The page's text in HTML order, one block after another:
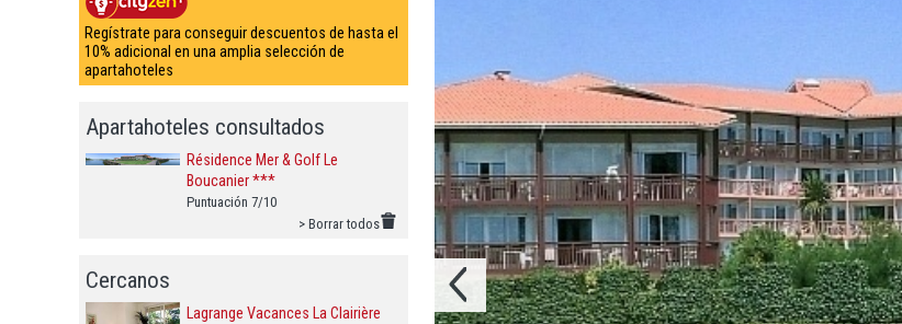
Regístrate para conseguir descuentos de hasta el
10% adicional en una amplia selección de
apartahoteles
Apartahoteles consultados
Résidence Mer & Golf Le
Boucanier ***
Puntuación 7/10
> Borrar todos
Cercanos
Lagrange Vacances La Clairière